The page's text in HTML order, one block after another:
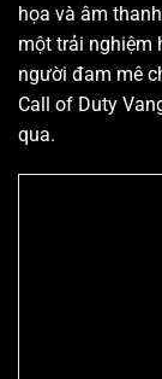
họa và âm
một trải nghiệm
người đam mê
Call of Duty
qua.